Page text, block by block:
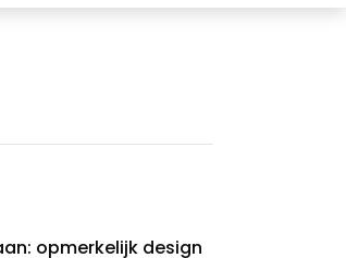
opmerkelijk design